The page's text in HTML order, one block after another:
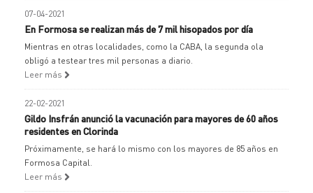
07-04-2021
En Formosa se realizan más de 7 mil hisopados por día
Mientras en otras localidades, como la CABA, la segunda ola
obligó a testear tres mil personas a diario.
Leer más
22-02-2021
Gildo Insfrán anunció la vacunación para mayores de 60 años
residentes en Clorinda
Próximamente, se hará lo mismo con los mayores de 85 años en
Formosa Capital.
Leer más